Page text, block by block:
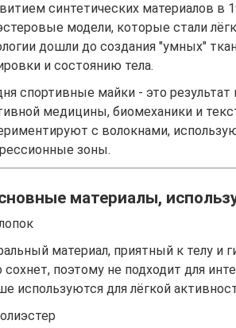
синтетических материалов в
модели, которые стали
дошли до создания "умных"
и состоянию тела.
спортивные майки - это
медицины, биомеханики и
с волокнами,
зоны.
материалы,
материал, приятный к телу и
сохнет, поэтому не подходит для
используются для лёгкой